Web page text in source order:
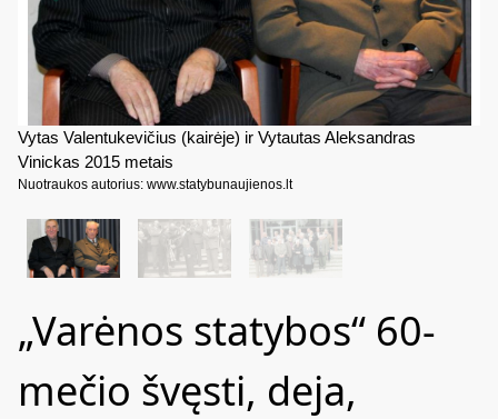
Vytas Valentukevičius (kairėje) ir Vytautas Aleksandras
Vinickas 2015 metais
Nuotraukos autorius: www.statybunaujienos.lt
„Varėnos statybos“ 60-
mečio švęsti, deja,